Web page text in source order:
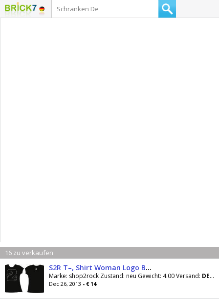
16 zu verkaufen
S2R T–, Shirt Woman Logo Black GrÃ¶sse L
Marke: shop2rock Zustand: neu Gewicht: 4.00 Versand: DE
Dec 26, 2013 - € 14